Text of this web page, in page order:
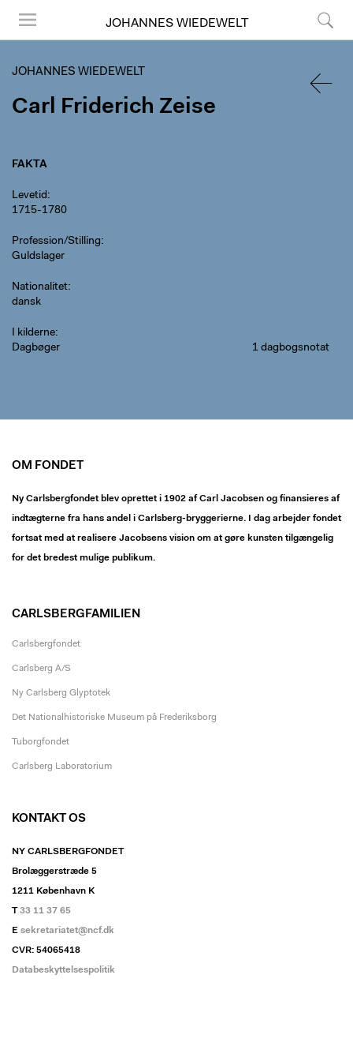
JOHANNES WIEDEWELT
JOHANNES WIEDEWELT
Carl Friderich Zeise
FAKTA
Levetid
1715-1780
Profession/Stilling
Guldslager
Nationalitet
dansk
I kilderne
Dagbøger
1 dagbogsnotat
OM FONDET
Ny Carlsbergfondet blev oprettet i 1902 af Carl Jacobsen og finansieres af
indtægterne fra hans andel i Carlsberg-bryggerierne. I dag arbejder fondet
fortsat med at realisere Jacobsens vision om at gøre kunsten tilgængelig
for det bredest mulige publikum.
CARLSBERGFAMILIEN
Carlsbergfondet
Carlsberg A/S
Ny Carlsberg Glyptotek
Det Nationalhistoriske Museum på Frederiksborg
Tuborgfondet
Carlsberg Laboratorium
KONTAKT OS
NY CARLSBERGFONDET
Brolæggerstræde 5
1211 København K
T33 11 37 65
E sekretariatet@ncf.dk
CVR: 54065418
Databeskyttelsespolitik